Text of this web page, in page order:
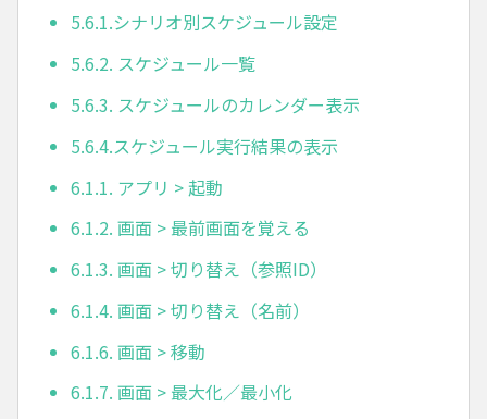
5.6.1.シナリオ別スケジュール設定
5.6.2. スケジュール一覧
5.6.3. スケジュールのカレンダー表示
5.6.4.スケジュール実行結果の表示
6.1.1. アプリ > 起動
6.1.2. 画面 > 最前画面を覚える
6.1.3. 画面 > 切り替え（参照ID）
6.1.4. 画面 > 切り替え（名前）
6.1.6. 画面 > 移動
6.1.7. 画面 > 最大化／最小化